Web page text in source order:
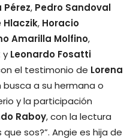
, Pedro Sandoval
Hlaczik, Horacio
Amarilla Molfino,
y Leonardo Fosatti
el testimonio de Lorena
busca a su hermana o
y la participación
Raboy, con la lectura
sos?”. Angie es hija de